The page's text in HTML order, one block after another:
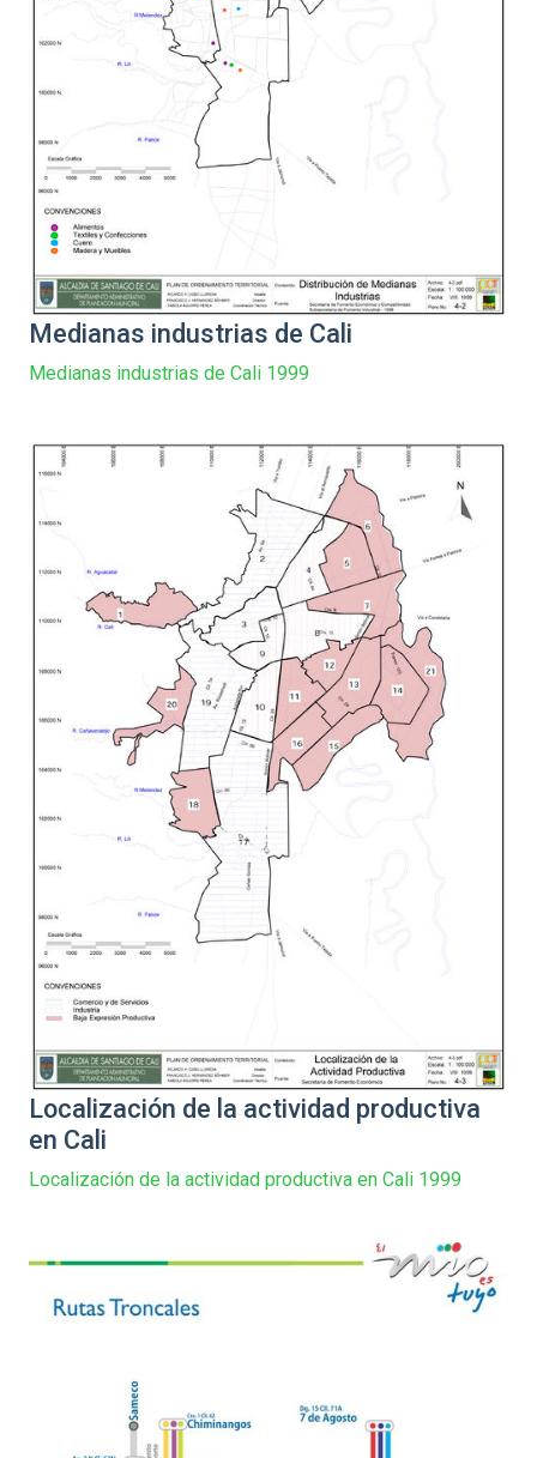
Medianas industrias de Cali
Medianas industrias de Cali 1999
Localización de la actividad productiva
en Cali
Localización de la actividad productiva en Cali 1999